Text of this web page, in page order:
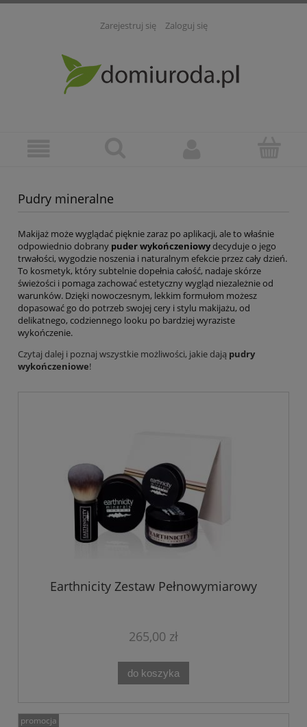
Zarejestruj się Zaloguj się
Pudry mineralne
Makijaż może wyglądać pięknie zaraz po aplikacji, ale to właśnie
odpowiednio dobrany puder wykończeniowydecyduje o jego
trwałości, wygodzie noszenia i naturalnym efekcie przez cały dzień.
To kosmetyk, który subtelnie dopełnia całość, nadaje skórze
świeżości i pomaga zachować estetyczny wygląd niezależnie od
warunków. Dzięki nowoczesnym, lekkim formułom możesz
dopasować go do potrzeb swojej cery i stylu makijażu, od
delikatnego, codziennego looku po bardziej wyraziste
wykończenie.
Czytaj dalej i poznaj wszystkie możliwości, jakie dają pudry
wykończeniowe!
Earthnicity Zestaw Pełnowymiarowy
265,00 zł
do koszyka
promocja